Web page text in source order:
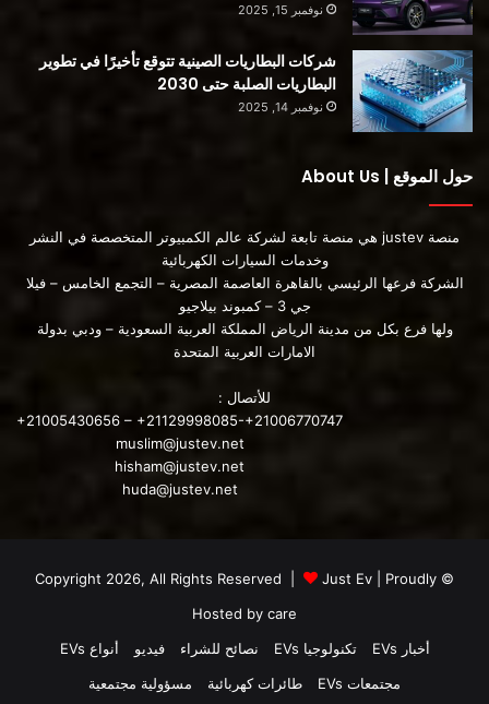
نوفمبر 15, 2025
شركات البطاريات الصينية تتوقع تأخيرًا في تطوير
البطاريات الصلبة حتى 2030
نوفمبر 14, 2025
حول الموقع | About Us
منصة justev هي منصة تابعة لشركة عالم الكمبيوتر المتخصصة في النشر
وخدمات السيارات الكهربائية
الشركة فرعها الرئيسي بالقاهرة العاصمة المصرية – التجمع الخامس – فيلا
جي 3 – كمبوند بيلاجيو
ولها فرع بكل من مدينة الرياض المملكة العربية السعودية – ودبي بدولة
الامارات العربية المتحدة
للأتصال :
+21005430656 – +21129998085-+21006770747
muslim@justev.net
hisham@justev.net
huda@justev.net
© Copyright 2026, All Rights Reserved |
Just Ev | Proudly
Hosted by care
أخبار EVs
تكنولوجيا EVs نصائح للشراء فيديو
أنواع EVs
مجتمعات EVs
طائرات كهربائية مسؤولية مجتمعية